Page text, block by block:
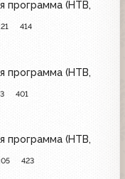
программа (НТВ,
414
программа (НТВ,
401
программа (НТВ,
423